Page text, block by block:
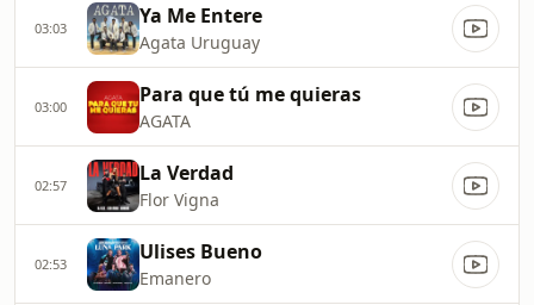
03:03 Ya Me Entere
Agata Uruguay
03:00 Para que tú me quieras
AGATA
02:57 La Verdad
Flor Vigna
02:53 Ulises Bueno
Emanero